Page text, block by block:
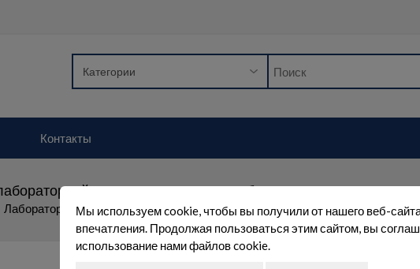
Контакты
посуды и резиновых трубок
Лабораторное оборудование Медико-лабораторный инструмент
Мы используем cookie, чтобы вы получили от нашего веб-
впечатления. Продолжая пользоваться этим сайтом, вы
использование нами файлов cookie.